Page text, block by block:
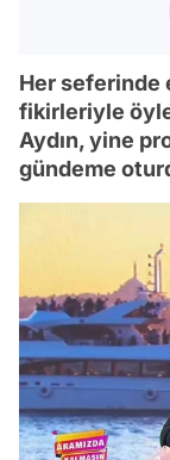
Her seferinde
fikirleriyle
Aydın, yine
gündeme